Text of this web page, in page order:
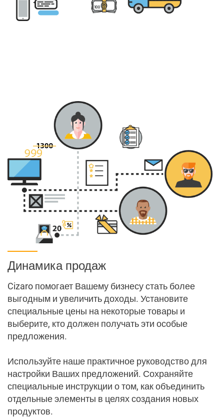
Разработка новых функций и модулей
Служба поддержки
Управление точками продаж, используя планшет
Цены (3 колонки)
Электронная коммерция
Динамика продаж
Cizaro помогает Вашему бизнесу стать более
выгодным и увеличить доходы. Установите
специальные цены на некоторые товары и
выберите, кто должен получать эти особые
предложения.
Используйте наше практичное руководство для
настройки Ваших предложений. Сохраняйте
специальные инструкции о том, как объединить
отдельные элементы в целях создания новых
продуктов.